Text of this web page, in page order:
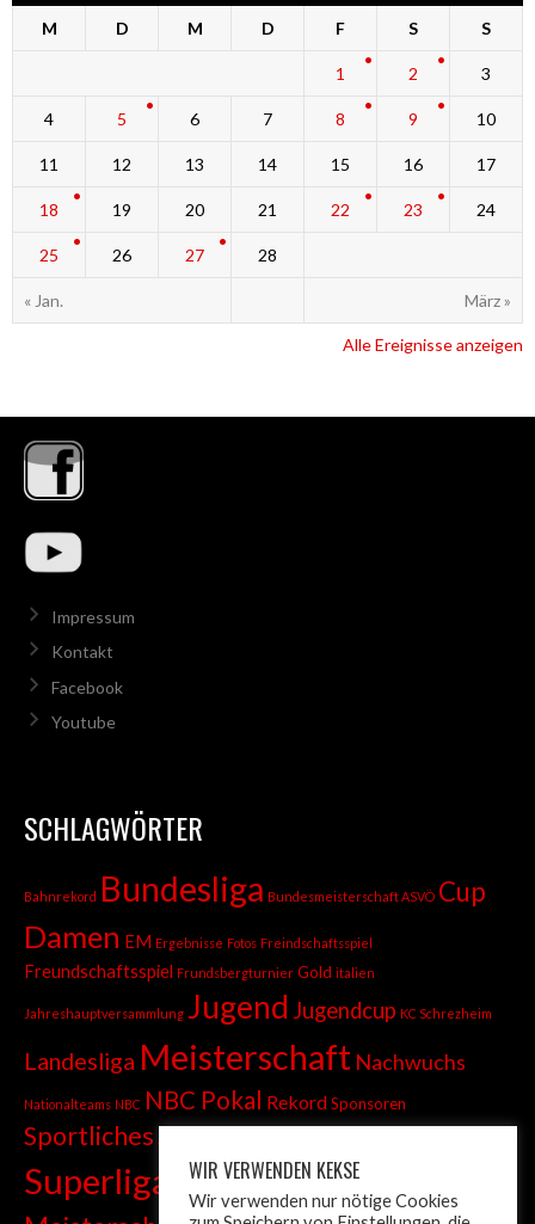
M D M D F S S
« Jan. März »
1 2 3
4 5 6 7 8 9 10
11 12 13 14 15 16 17
18 19 20 21 22 23 24
25 26 27 28
Alle Ereignisse anzeigen
Impressum
Kontakt
Facebook
Youtube
SCHLAGWÖRTER
Bahnrekord Bundesliga Bundesmeisterschaft ASVÖ Cup
Damen EM Ergebnisse Fotos Freindschaftsspiel
Freundschaftsspiel Frundsbergturnier Gold italien
Jahreshauptversammlung Jugend Jugendcup KC Schrezheim
Landesliga Meisterschaft Nachwuchs
Nationalteams NBC NBC Pokal RekordSponsoren
SportlichesSprint
Superliga TandemTiroler Liga
WIR VERWENDEN KEKSE
Wir verwenden nur nötige Cookies